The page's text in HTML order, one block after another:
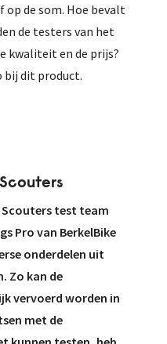
de som. Hoe bevalt
de testers van het
kwaliteit en de prijs?
bij dit product.
Scouters test team
Pro van BerkelBike
onderdelen uit
Zo kan de
vervoerd worden in
met de